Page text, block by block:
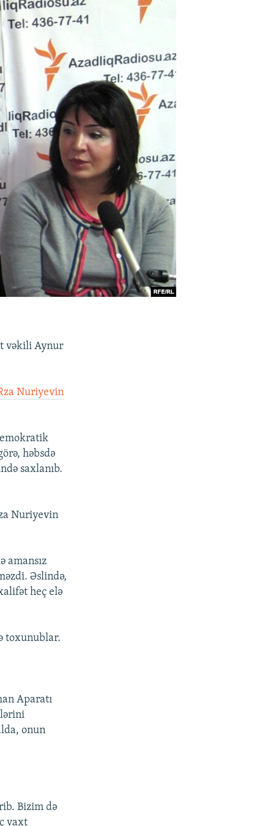
vəkili Aynur
Nuriyevin
həbsdə
saxlanıb.
Nuriyevin
amansız
Əslində,
heç elə
toxunublar.
Aparatı
onun
Bizim də
vaxt